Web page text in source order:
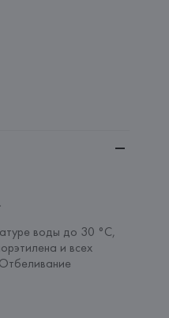
воды до 30 °C,
и всех